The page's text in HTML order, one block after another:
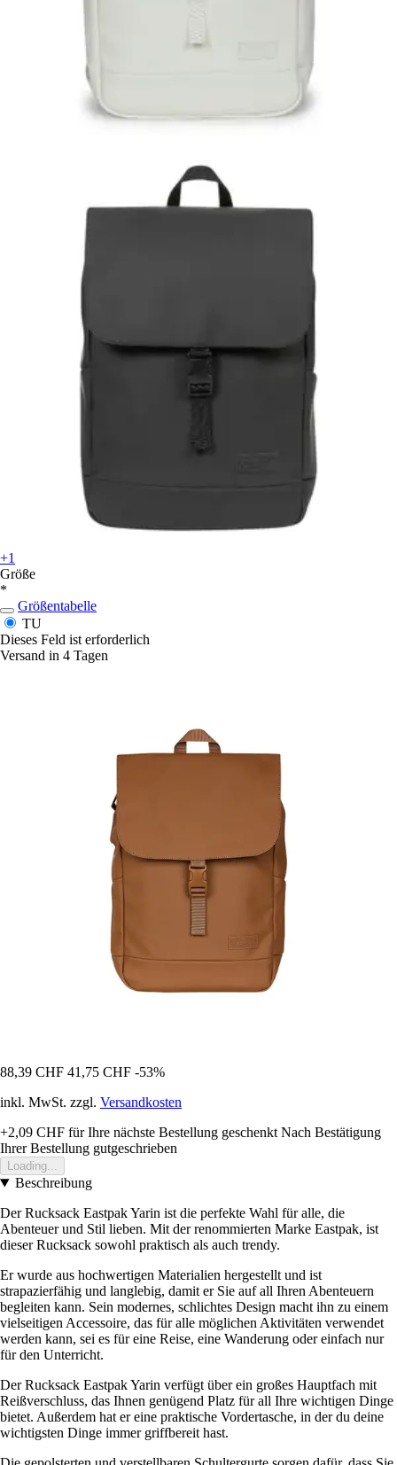
+1
Größe
*
Größentabelle
TU
Dieses Feld ist erforderlich
Versand in 4 Tagen
88,39 CHF 41,75 CHF -53%
inkl. MwSt. zzgl. Versandkosten
+2,09 CHF für Ihre nächste Bestellung geschenkt Nach Bestätigung
Ihrer Bestellung gutgeschrieben
Loading...
Beschreibung
Der Rucksack Eastpak Yarin ist die perfekte Wahl für alle, die
Abenteuer und Stil lieben. Mit der renommierten Marke Eastpak, ist
dieser Rucksack sowohl praktisch als auch trendy.
Er wurde aus hochwertigen Materialien hergestellt und ist
strapazierfähig und langlebig, damit er Sie auf all Ihren Abenteuern
begleiten kann. Sein modernes, schlichtes Design macht ihn zu einem
vielseitigen Accessoire, das für alle möglichen Aktivitäten verwendet
werden kann, sei es für eine Reise, eine Wanderung oder einfach nur
für den Unterricht.
Der Rucksack Eastpak Yarin verfügt über ein großes Hauptfach mit
Reißverschluss, das Ihnen genügend Platz für all Ihre wichtigen Dinge
bietet. Außerdem hat er eine praktische Vordertasche, in der du deine
wichtigsten Dinge immer griffbereit hast.